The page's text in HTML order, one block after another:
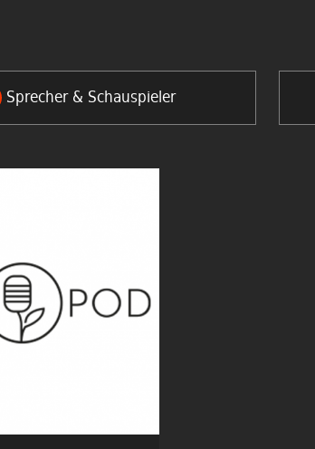
Sprecher & Schauspieler